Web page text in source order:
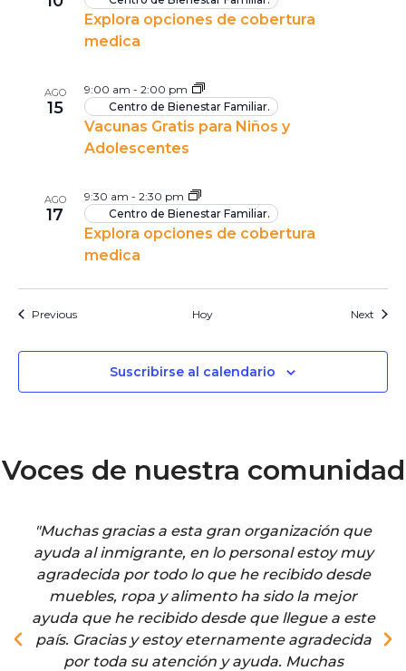
events
Photo
Explora opciones de cobertura
medica
AGO
15
Vacunas Gratis para Niños y
Adolescentes
9:00 am - 2:00 pm
Centro de Bienestar Familiar.
AGO
17
Explora opciones de cobertura
medica
9:30 am - 2:30 pm
Centro de Bienestar Familiar.
PreviousEventos Hoy Next
Suscribirse al calendario
Voces de nuestra comunidad
"Muchas gracias a esta gran organización que
ayuda al inmigrante, en lo personal estoy muy
agradecida por todo lo que he recibido desde
muebles, ropa y alimento ha sido la mejor
ayuda que he recibido desde que llegue a este
país. Gracias y estoy eternamente agradecida
por toda su atención y ayuda. Muchas